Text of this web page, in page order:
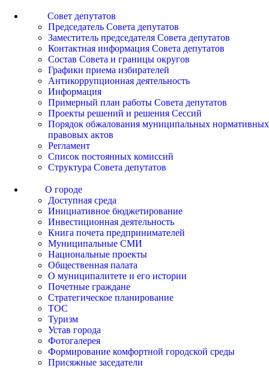
Совет депутатов
Председатель Совета депутатов
Заместитель председателя Совета депутатов
Контактная информация Совета депутатов
Состав Совета и границы округов
Графики приема избирателей
Антикоррупционная деятельность
Информация
Примерный план работы Совета депутатов
Проекты решений и решения Сессий
Порядок обжалования муниципальных нормативных
правовых актов
Регламент
Список постоянных комиссий
Структура Совета депутатов
О городе
Доступная среда
Инициативное бюджетирование
Инвестиционная деятельность
Книга почета предпринимателей
Муниципальные СМИ
Национальные проекты
Общественная палата
О муниципалитете и его истории
Почетные граждане
Стратегическое планирование
ТОС
Туризм
Устав города
Фотогалерея
Формирование комфортной городской среды
Присяжные заседатели